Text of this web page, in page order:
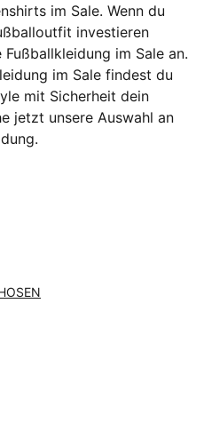
im Sale. Wenn du
investieren
im Sale an.
im Sale findest du
mit Sicherheit dein
jetzt unsere Auswahl an